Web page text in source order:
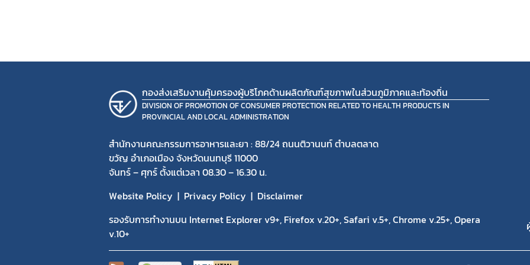
กองส่งเสริมงานคุ้มครองผู้บริโภคด้านผลิตภัณฑ์สุขภาพในส่วนภูมิภาคและท้องถิ่น
DIVISION OF PROMOTION OF CONSUMER PROTECTION RELATED TO HEALTH PRODUCTS IN
PROVINCIAL AND LOCAL ADMINISTRATION
สำนักงานคณะกรรมการอาหารและยา : 88/24 ถนนติวานนท์ ตำบลตลาด
ขวัญ อำเภอเมือง จังหวัดนนทบุรี 11000
จันทร์ – ศุกร์ ตั้งแต่เวลา 08.30 – 16.30 น.
Website Policy
Privacy Policy
Disclaimer
รองรับการทำงานบน Internet Explorer v9+, Firefox v.20+, Safari v.5+, Chrome v.25+, Opera
v.10+